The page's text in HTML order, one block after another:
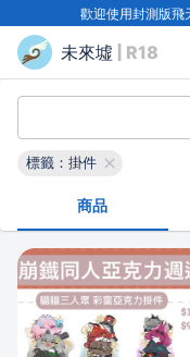
歡迎使用封測版飛
未來墟 | R18
標籤：掛件
商品